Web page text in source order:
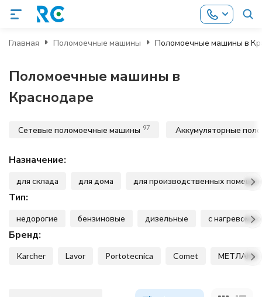
Главная Поломоечные машины Поломоечные машины в
Поломоечные машины в
Краснодаре
Сетевые поломоечные машины 97 Аккумуляторные
Назначение:
для склада для дома для производственных
Тип:
недорогие бензиновые дизельные с нагревом
Бренд:
Karcher Lavor Portotecnica Comet МЕТЛАНА